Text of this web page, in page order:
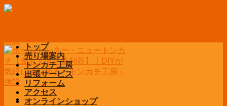
Skip
トップ
売り場案内
トンカチ工房
出張サービス
リフォーム
アクセス
オンラインショップ